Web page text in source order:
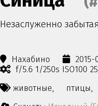
Незаслуженно
Нахабино 2015-
f/5.6 1/250s ISO100
животные,
птицы,